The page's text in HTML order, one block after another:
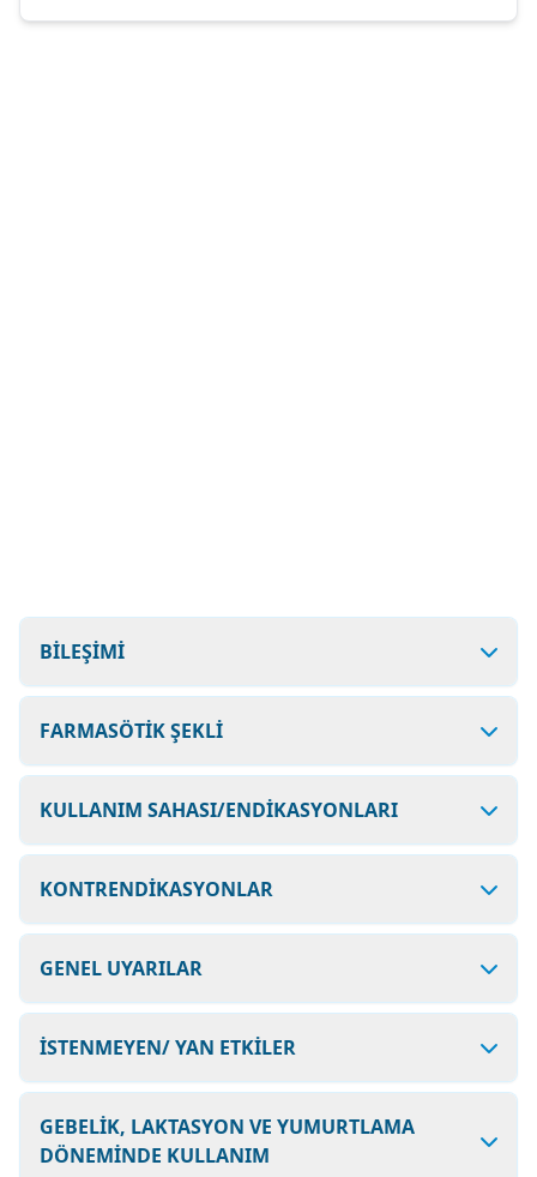
BİLEŞİMİ
FARMASÖTİK ŞEKLİ
KULLANIM SAHASI/ENDİKASYONLARI
KONTRENDİKASYONLAR
GENEL UYARILAR
İSTENMEYEN/ YAN ETKİLER
GEBELİK, LAKTASYON VE YUMURTLAMA
DÖNEMİNDE KULLANIM